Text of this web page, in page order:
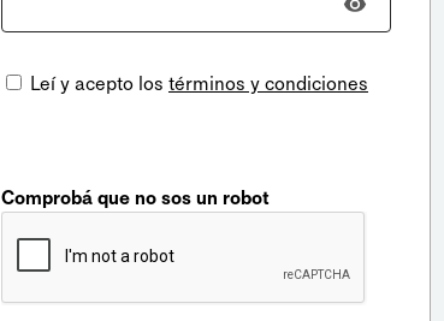
Leí y acepto los términos y condiciones
Comprobá que no sos un robot